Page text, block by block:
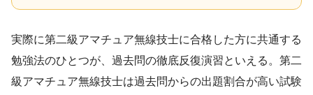
実際に第二級アマチュア無線技士に合格した方に共通する
勉強法のひとつが、過去問の徹底反復演習といえる。第二
級アマチュア無線技士は過去問からの出題割合が高い試験